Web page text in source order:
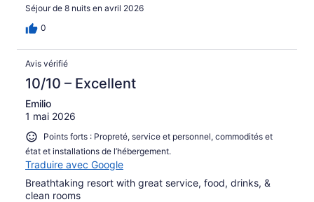
Séjour de 8 nuits en avril 2026
0
Avis vérifié
10/10 – Excellent
Emilio
1 mai 2026
Points forts : Propreté, service et personnel, commodités et
état et installations de l’hébergement.
Traduire avec Google
Breathtaking resort with great service, food, drinks, &
clean rooms